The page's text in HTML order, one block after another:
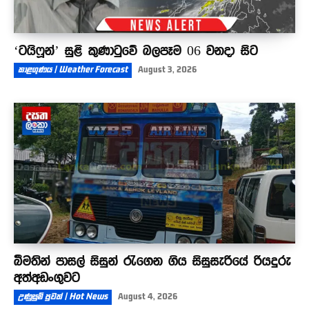
‘ටයිෆූන්’ සුළි කුණාටුවේ බලපෑම 06 වනදා සිට
කාළගුණය | Weather Forecast August 3, 2026
බීමතින් පාසල් සිසුන් රැගෙන ගිය සිසුසැරියේ රියදුරු
අත්අඩංගුවට
උණුසුම් පුවත් | Hot News August 4, 2026